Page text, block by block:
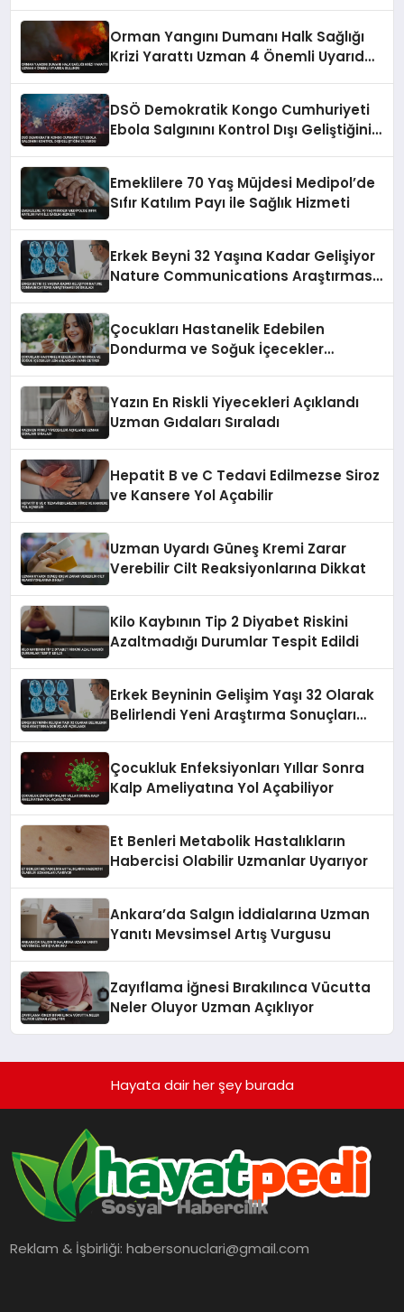
Orman Yangını Dumanı Halk Sağlığı
Krizi Yarattı Uzman 4 Önemli Uyarıda
DSÖ Demokratik Kongo Cumhuriyeti
Ebola Salgınını Kontrol Dışı Geliştiğini
Emeklilere 70 Yaş Müjdesi Medipol’de
Sıfır Katılım Payı ile Sağlık Hizmeti
Erkek Beyni 32 Yaşına Kadar Gelişiyor
Nature Communications Araştırması
Çocukları Hastanelik Edebilen
Dondurma ve Soğuk İçecekler
Yazın En Riskli Yiyecekleri Açıklandı
Uzman Gıdaları Sıraladı
Hepatit B ve C Tedavi Edilmezse Siroz
ve Kansere Yol Açabilir
Uzman Uyardı Güneş Kremi Zarar
Verebilir Cilt Reaksiyonlarına Dikkat
Kilo Kaybının Tip 2 Diyabet Riskini
Azaltmadığı Durumlar Tespit Edildi
Erkek Beyninin Gelişim Yaşı 32 Olarak
Belirlendi Yeni Araştırma Sonuçları
Çocukluk Enfeksiyonları Yıllar Sonra
Kalp Ameliyatına Yol Açabiliyor
Et Benleri Metabolik Hastalıkların
Habercisi Olabilir Uzmanlar Uyarıyor
Ankara’da Salgın İddialarına Uzman
Yanıtı Mevsimsel Artış Vurgusu
Zayıflama İğnesi Bırakılınca Vücutta
Neler Oluyor Uzman Açıklıyor
Hayata dair her şey burada
Reklam & İşbirliği:habersonuclari@gmail.com